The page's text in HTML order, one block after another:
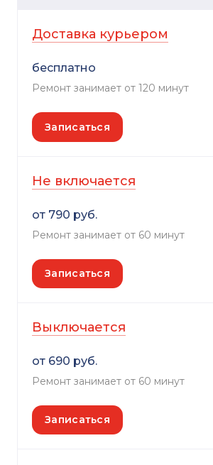
Доставка курьером
бесплатно
Ремонт занимает от 120 минут
Записаться
Не включается
от 790 руб.
Ремонт занимает от 60 минут
Записаться
Выключается
от 690 руб.
Ремонт занимает от 60 минут
Записаться